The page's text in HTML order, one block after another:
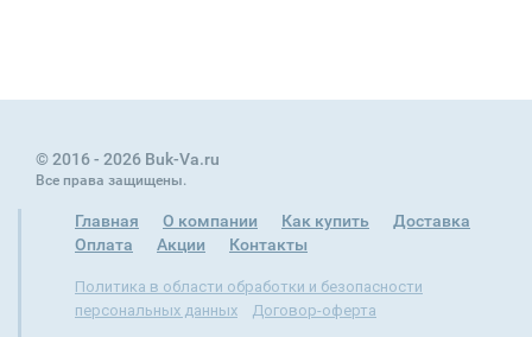
© 2016 - 2026 Buk-Va.ru
Все права защищены.
Главная О компании Как купить
Доставка
Оплата
Акции Контакты
Политика в области обработки и безопасности
персональных данных
Договор-оферта